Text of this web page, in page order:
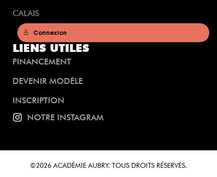
CALAIS
Connexion
LIENS UTILES
FINANCEMENT
DEVENIR MODÈLE
INSCRIPTION
NOTRE INSTAGRAM
©2026 ACADÉMIE AUBRY. TOUS DROITS RÉSERVÉS.